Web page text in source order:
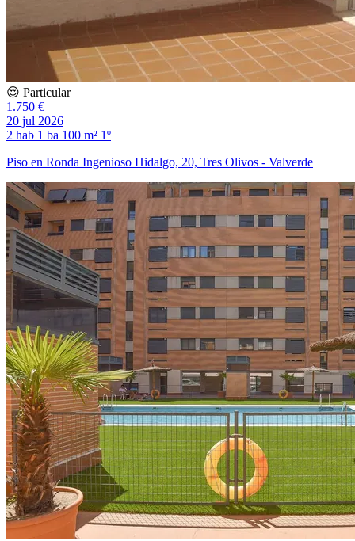
😍 Particular
1.750 €
20 jul 2026
2 hab 1 ba 100 m² 1º
Piso en Ronda Ingenioso Hidalgo, 20, Tres Olivos - Valverde